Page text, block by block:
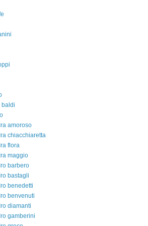
baldi
amoroso
chiacchiaretta
flora
maggio
barbero
bastagli
benedetti
benvenuti
diamanti
gamberini